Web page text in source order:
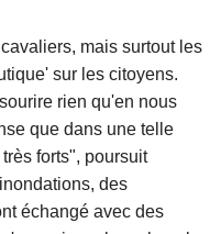
mais surtout les
sur les citoyens.
rien qu'en nous
que dans une telle
forts", poursuit
des
échangé avec des